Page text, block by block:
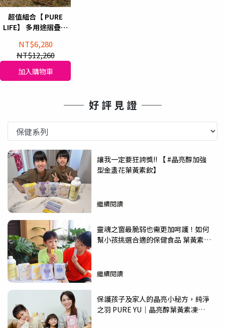
超值組合【 PURE
LIFE】 多用途摺疊收
輪/咖色)+鋁合金木紋
折疊式戶外露營椅 (黑
色)
NT$6,280
NT$12,260
加入購物車
──  好 評 見 證  ──
讓我一定要狂誇獎!! 【 #晶亮醇加強
型金盞花葉黃素飲】
繼續閱讀
靈魂之窗最脆弱也需更加呵護！如何
幫小孩挑選合適的保健食品 葉黃素、
繼續閱讀
保護孩子及家人的晶亮小秘方，純淨
之羽 PURE YU｜晶亮醇葉黃素凍、